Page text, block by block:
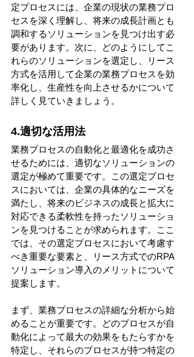
定プロセスには、企業の現状の業務プロ
セスを深く理解し、将来の成長計画とも
調和するソリューションを見つけ出す必
要があります。次に、どのようにしてこ
れらのソリューションを選定し、リース
方式を活用して企業の業務プロセスを効
率化し、生産性を向上させるかについて
詳しく見ていきましょう。
4.適切な活用法
業務プロセスの自動化と最適化を成功さ
せるためには、適切なソリューションの
選定が極めて重要です。この選定プロセ
スにおいては、企業の具体的なニーズを
満たし、将来のビジネスの成長と拡大に
対応できる柔軟性を持ったソリューショ
ンを見つけることが求められます。ここ
では、その選定プロセスにおいて考慮す
べき重要な要素と、リース方式でのRPA
ソリューション導入のメリットについて
提案します。
まず、業務プロセスの詳細な分析から始
めることが重要です。どのプロセスが自
動化によって最大の効果をもたらすかを
特定し、それらのプロセスが持つ特定の